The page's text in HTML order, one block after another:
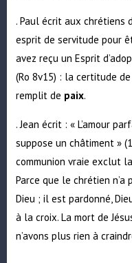
. Paul écrit aux chrétiens
esprit de servitude pour
avez reçu un Esprit
(Ro 8v15) : la certitude
remplit de paix.
. Jean écrit : « L’amour
suppose un châtiment »
communion vraie exclut
Parce que le chrétien n’a
Dieu ; il est pardonné,
à la croix. La mort de
n’avons plus rien à